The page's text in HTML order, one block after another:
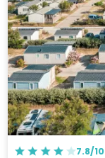
7.8/10